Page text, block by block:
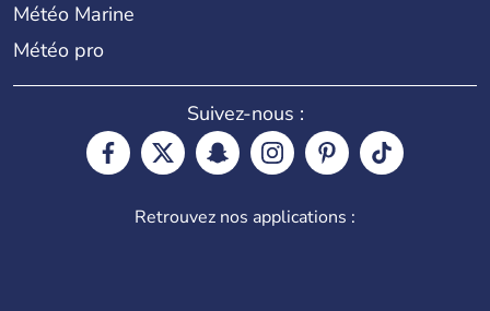
Météo Marine
Météo pro
Suivez-nous :
Retrouvez nos applications :